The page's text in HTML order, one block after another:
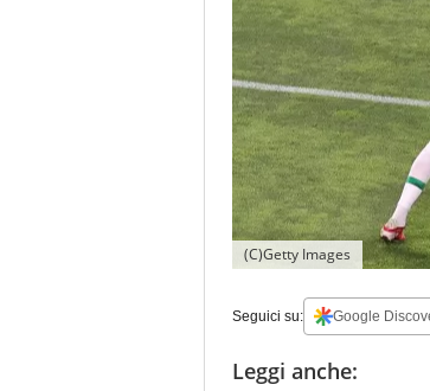
(C)Getty Images
Seguici su: Google
Leggi anche: